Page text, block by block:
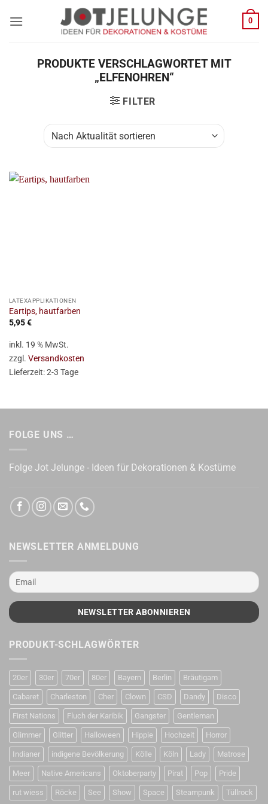
Inhalt
0
PRODUKTE VERSCHLAGWORTET MIT
„ELFENOHREN“
FILTER
LATEXAPPLIKATIONEN
Eartips, hautfarben
5,95€
inkl. 19 % MwSt.
zzgl. Versandkosten
Lieferzeit:2-3 Tage
FOLGE UNS …
Folge Jot Jelunge - Ideen für Dekorationen & Kostüme
NEWSLETTER ANMELDUNG
PRODUKT-SCHLAGWÖRTER
20er 30er 70er 80er Bayern Berlin Bräutigam
Cabaret Charleston Cher Clown CSD Dandy Disco
First Nations Fluch der Karibik Gangster Gentleman
Glimmer Glitter Halloween Hippie Hochzeit Horror
Indianer indigene Bevölkerung Kölle Köln Lady Matrose
Meer Native Americans Oktoberparty Pirat Pop Pride
rut wiess Röcke See Show Space Steampunk Tüllrock